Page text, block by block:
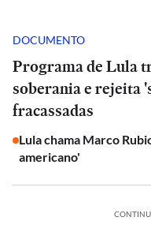
DOCUMENTO
Programa de Lula
soberania e rejeita
fracassadas
Lula chama Marco
americano'